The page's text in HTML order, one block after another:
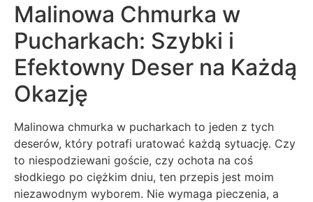
Malinowa Chmurka w
Pucharkach: Szybki i
Efektowny Deser na Każdą
Okazję
Malinowa chmurka w pucharkach to jeden z tych
deserów, który potrafi uratować każdą sytuację. Czy
to niespodziewani goście, czy ochota na coś
słodkiego po ciężkim dniu, ten przepis jest moim
niezawodnym wyborem. Nie wymaga pieczenia, a